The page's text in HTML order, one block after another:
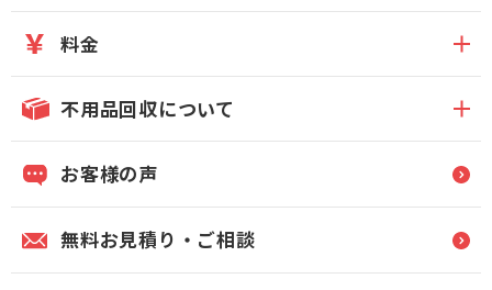
料金
不用品回収について
お客様の声
無料お見積り・ご相談